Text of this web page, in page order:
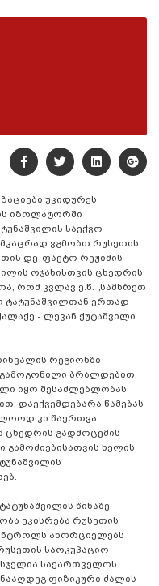
უკიდურეს
იზოლატორში
საეჭვო
ვგმობთ რუსეთის
დე-ფაქტო რეჟიმის
ოჯახისთვის ცხედრის
რომ კვლავ ე.წ. „სამხრეთ
ტატუნაშვილთან ერთად
- ლევან ქუტაშვილი
რეგიონში
ბრალდებით.
იყო შესაძლებლობას
დაექვემდებარა წამებას
კი წაერთვა
ცხედრის გადმოცემის
გამოძიებისათვის ხელის
წინაშე
ეკისრება რუსეთის
ახორციელებს
საოკუპაციო
საქართველოს
ფიზიკური ძალის